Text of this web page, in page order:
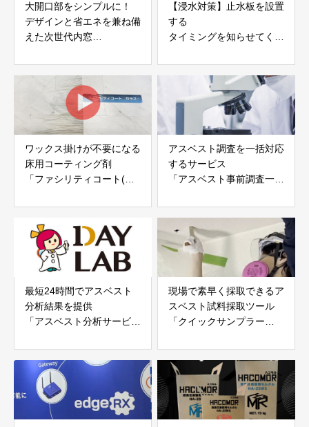
大開口部をシンプルに！
デザインと省エネを兼ね備
えた次世代内窓
イス
【浸水対策】止水板を設置
する
タイミングを知らせてくれ
株式会社ユニメーションシ
ワックス掛けが不要になる
床用コーティング剤
「ファシリティコート(ガ
株式会社スリーエスコーポ
レーション
アスベスト調査を一括対応
するサービス
「アスベスト事前調査一
報センター
最短24時間でアスベスト
分析結果を提供
「アスベスト分析サービ
現場で素早く採取できるア
スベスト試料採取ツール
「クイックサンプラー
トリーズ